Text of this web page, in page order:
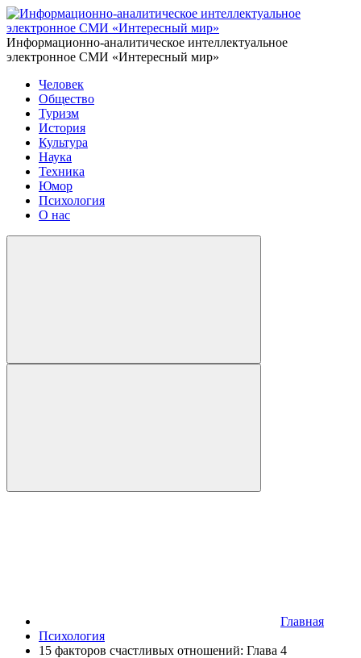
Информационно-аналитическое интеллектуальное
электронное СМИ «Интересный мир»
Человек
Общество
Туризм
История
Культура
Наука
Техника
Юмор
Психология
О нас
Главная
Психология
15 факторов счастливых отношений: Глава 4